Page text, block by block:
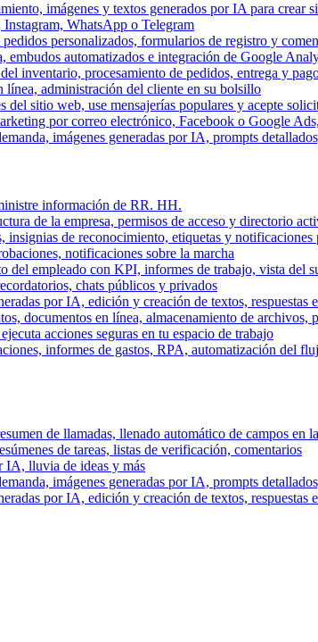
imágenes y textos generados por IA para crear
WhatsApp o Telegram
personalizados, formularios de registro y
embudos automatizados e integración de Google
inventario, procesamiento de pedidos, entrega y
línea, administración del cliente en su bolsillo
sitio web, use mensajerías populares y acepte
por correo electrónico, Facebook o Google
imágenes generadas por IA, prompts
información de RR. HH.
de la empresa, permisos de acceso y directorio
insignias de reconocimiento, etiquetas y notificaciones
notificaciones sobre la marcha
del empleado con KPI, informes de trabajo, vista del
chats públicos y privados
por IA, edición y creación de textos,
documentos en línea, almacenamiento de archivos,
acciones seguras en tu espacio de trabajo
informes de gastos, RPA, automatización del
de llamadas, llenado automático de campos en
de tareas, listas de verificación, comentarios
IA, lluvia de ideas y más
imágenes generadas por IA, prompts
por IA, edición y creación de textos,